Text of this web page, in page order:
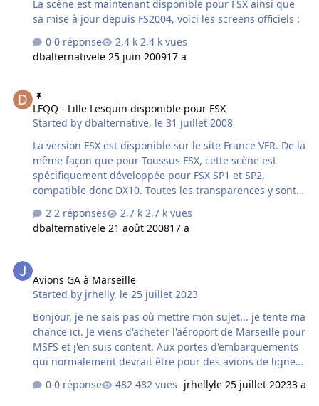
La scène est maintenant disponible pour FSX ainsi que
sa mise à jour depuis FS2004, voici les screens officiels :
0 réponse
2,4 k vues
dbalternativele 25 juin 200917 a
LFQQ - Lille Lesquin disponible pour FSX
Started bydbalternative, le 31 juillet 2008
La version FSX est disponible sur le site France VFR. De la
même façon que pour Toussus FSX, cette scène est
spécifiquement développée pour FSX SP1 et SP2,
compatible donc DX10. Toutes les transparences y sont
2 réponses
2,7 k vues
dbalternativele 21 août 200817 a
Avions GA à Marseille
Started by jrhelly, le 25 juillet 2023
Bonjour, je ne sais pas où mettre mon sujet... je tente ma
chance ici. Je viens d'acheter l'aéroport de Marseille pour
MSFS et j'en suis content. Aux portes d'embarquements
qui normalement devrait être pour des avions de ligne...
on a parfois des petits avions, du style caravan etc. Je
suppose que c'est un problème de MSFS2020, pas
0 réponse 482 vues jrhellyle 25 juillet 20233 a